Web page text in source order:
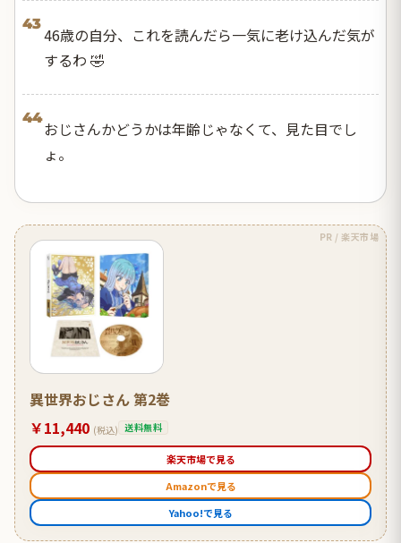
43
46歳の自分、これを読んだら一気に老け込んだ気が
するわ 🤣
44
おじさんかどうかは年齢じゃなくて、見た目でし
ょ。
PR / 楽天市場
異世界おじさん 第2巻
￥11,440 (税込) 送料無料
楽天市場で見る
Amazonで見る
Yahoo!で見る